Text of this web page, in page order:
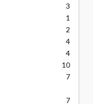
3
1
2
4
4
10
7
7